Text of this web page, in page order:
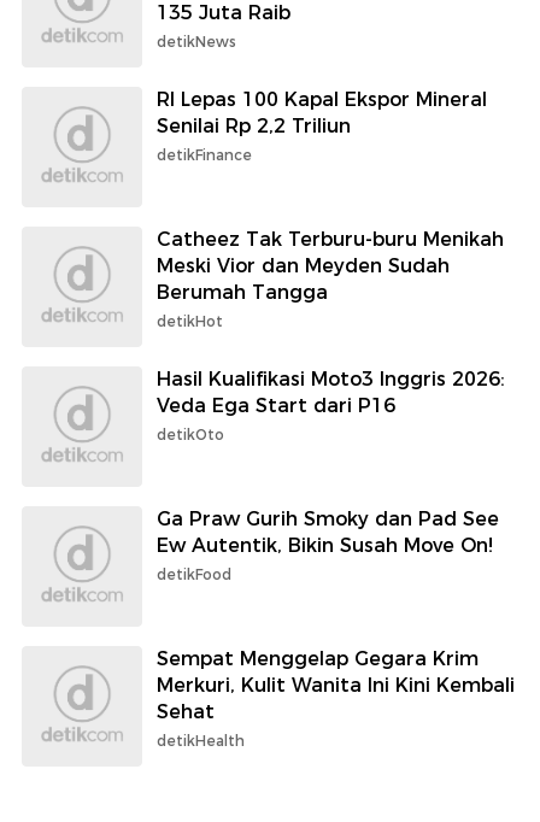
135 Juta Raib
detikNews
RI Lepas 100 Kapal Ekspor Mineral
Senilai Rp 2,2 Triliun
detikFinance
Catheez Tak Terburu-buru Menikah
Meski Vior dan Meyden Sudah
Berumah Tangga
detikHot
Hasil Kualifikasi Moto3 Inggris 2026:
Veda Ega Start dari P16
detikOto
Ga Praw Gurih Smoky dan Pad See
Ew Autentik, Bikin Susah Move On!
detikFood
Sempat Menggelap Gegara Krim
Merkuri, Kulit Wanita Ini Kini Kembali
Sehat
detikHealth